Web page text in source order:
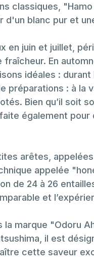
classiques,
d'un blanc pur et
en juin et juillet,
En
idéales : durant
préparations : à la
Bien qu’il soit
également
arêtes,
appelée
de 24 à 26
et
marque "Odoru
il est
cette saveur